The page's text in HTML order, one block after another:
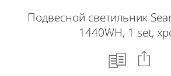
Подвесной светильник
1440WH, 1 set,